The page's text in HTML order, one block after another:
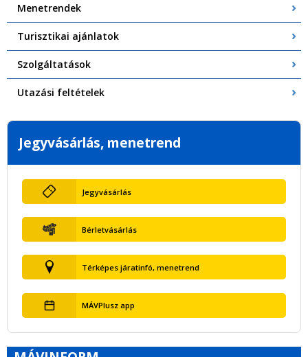
Menetrendek
Turisztikai ajánlatok
Szolgáltatások
Utazási feltételek
Jegyvásárlás, menetrend
Jegyvásárlás
Bérletvásárlás
Térképes járatinfó, menetrend
MÁVPlusz app